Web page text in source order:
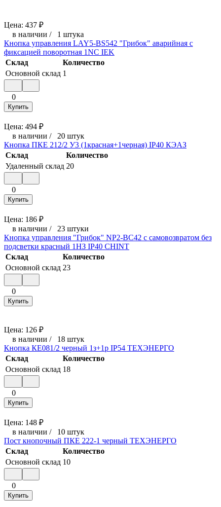
Цена: 437 ₽
в наличии / 1 штука
Кнопка управления LAY5-BS542 "Грибок" аварийная с
фиксацией поворотная 1NC IEK
Склад
Количество
Основной склад 1
0
Купить
Цена: 494 ₽
в наличии / 20 штук
Кнопка ПКЕ 212/2 У3 (1красная+1черная) IP40 КЭАЗ
Склад
Количество
Удаленный склад 20
0
Купить
Цена: 186 ₽
в наличии / 23 штуки
Кнопка управления "Грибок" NP2-BC42 с самовозвратом без
подсветки красный 1НЗ IP40 CHINT
Склад
Количество
Основной склад 23
0
Купить
Цена: 126 ₽
в наличии / 18 штук
Кнопка КЕ081/2 черный 1з+1р IP54 ТЕХЭНЕРГО
Склад
Количество
Основной склад 18
0
Купить
Цена: 148 ₽
в наличии / 10 штук
Пост кнопочный ПКЕ 222-1 черный ТЕХЭНЕРГО
Склад
Количество
Основной склад 10
0
Купить